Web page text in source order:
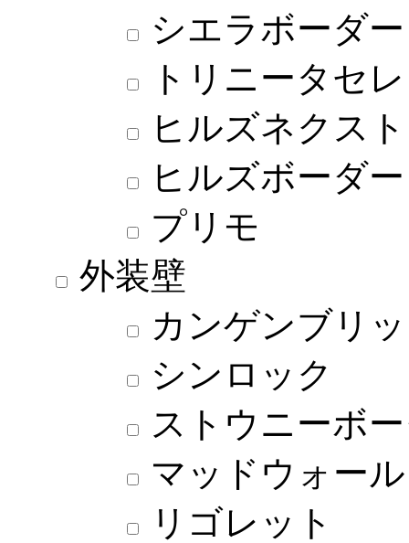
シエラボーダー
トリニータセ
ヒルズネクスト
ヒルズボーダー
プリモ
外装壁
カンゲンブリ
シンロック
ストウニーボ
マッドウォール
リゴレット